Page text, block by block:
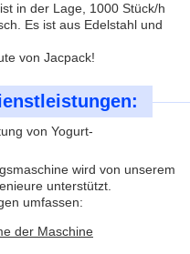
in der Lage, 1000 Stück/h
Es ist aus Edelstahl und
von Jacpack!
von Yogurt-
wird von unserem
unterstützt.
umfassen:
der Maschine